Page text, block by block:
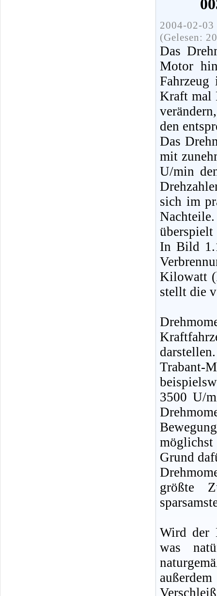
2004-02-
(Gelesen:
Das
Motor
Kraft mal
den
Das
mit
U/min
sich im
In Bild
Kilowatt
stellt die
3500 U/
möglichst
Grund
größte
Wird der
was